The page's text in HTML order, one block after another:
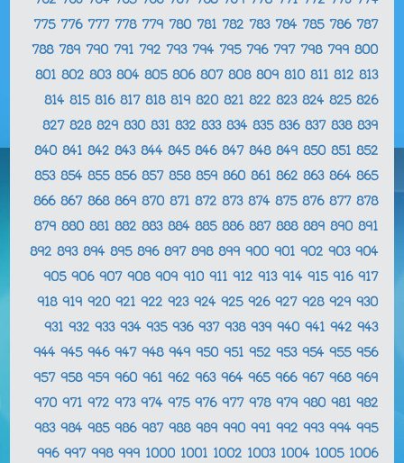
775 776 777 778 779 780 781 782 783 784 785 786 787
788 789 790 791 792 793 794 795 796 797 798 799 800
801 802 803 804 805 806 807 808 809 810 811 812 813
814 815 816 817 818 819 820 821 822 823 824 825 826
827 828 829 830 831 832 833 834 835 836 837 838 839
840 841 842 843 844 845 846 847 848 849 850 851 852
853 854 855 856 857 858 859 860 861 862 863 864 865
866 867 868 869 870 871 872 873 874 875 876 877 878
879 880 881 882 883 884 885 886 887 888 889 890 891
892 893 894 895 896 897 898 899 900 901 902 903 904
905 906 907 908 909 910 911 912 913 914 915 916 917
918 919 920 921 922 923 924 925 926 927 928 929 930
931 932 933 934 935 936 937 938 939 940 941 942 943
944 945 946 947 948 949 950 951 952 953 954 955 956
957 958 959 960 961 962 963 964 965 966 967 968 969
970 971 972 973 974 975 976 977 978 979 980 981 982
983 984 985 986 987 988 989 990 991 992 993 994 995
996 997 998 999 1000 1001 1002 1003 1004 1005 1006